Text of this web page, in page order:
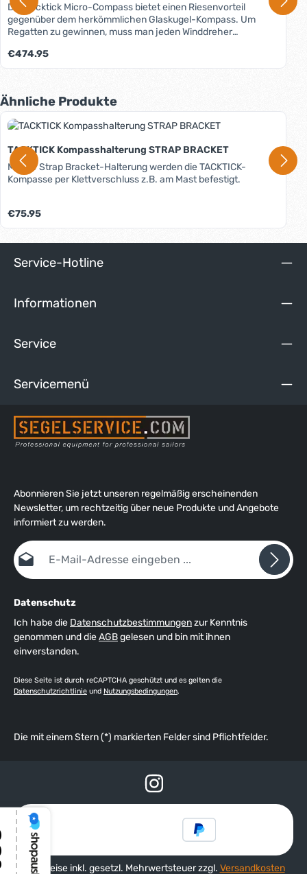
Der Tacktick Micro-Compass bietet einen Riesenvorteil
gegenüber dem herkömmlichen Glaskugel-Kompass. Um
Regatten zu gewinnen, muss man jeden Winddreher
Kursinformationen sind wichtige Daten des Kompass. Dieser
digitale Kompass liefert die Informationen klar und dort, wo
tatsächliche Anzeige gibt einen stabilen Wert für Backbord-
und Steuerbord-Bug. Die Anzeige ist auf der Kreuz immer die
gleiche, man muss sich nur einen Wert merken.
Anzeigemöglichkeiten: Kompasskurs, taktische
ohne Kabel, Solar-Betrieb mit Pufferbatterie, Batterie-
Statusanzeige, absolut wasserdicht (10m Wassertiefe),
geringes Gewicht (150 g), sehr großer Betrachtungswinkel,
Montageplatte.
Regulärer Preis:
€474.95
Produktgalerie überspringen
Ähnliche Produkte
TACKTICK Kompasshalterung STRAP BRACKET
Mit der Strap Bracket-Halterung werden die TACKTICK-
Kompasse per Klettverschluss z.B. am Mast befestigt.
Regulärer Preis:
€75.95
Service-Hotline
Informationen
Service
Servicemenü
Abonnieren Sie jetzt unseren regelmäßig erscheinenden
Newsletter, um rechtzeitig über neue Produkte und Angebote
informiert zu werden.
E-Mail-Adresse*
Datenschutz
Ich habe die Datenschutzbestimmungenzur Kenntnis
genommen und dieAGBgelesen und bin mit ihnen
einverstanden.
Diese Seite ist durch reCAPTCHA geschützt und es gelten die
Datenschutzrichtlinie und Nutzungsbedingungen.
Die mit einem Stern (*) markierten Felder sind Pflichtfelder.
Alle Preise inkl. gesetzl. Mehrwertsteuer zzgl. Versandkosten